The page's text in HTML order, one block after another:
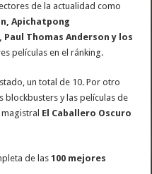
de la actualidad como
Apichatpong
Thomas Anderson y los
películas en el ránking.
un total de 10. Por otro
blockbusters y las películas de
El Caballero Oscuro
de las100 mejores